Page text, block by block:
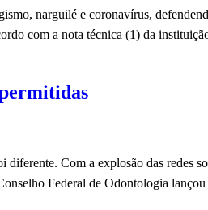
narguilé e coronavírus,
com a nota técnica (1) da
Com a explosão das redes
Federal de Odontologia